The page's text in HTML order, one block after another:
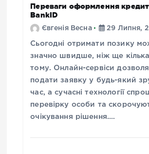
Переваги оформлення
BankID
Євгенія Весна 29 Липня,
Сьогодні отримати позику
значно швидше, ніж ще кілька
тому. Онлайн-сервіси
подати заявку у будь-який
час, а сучасні технології
перевірку особи та
очікування рішення.…